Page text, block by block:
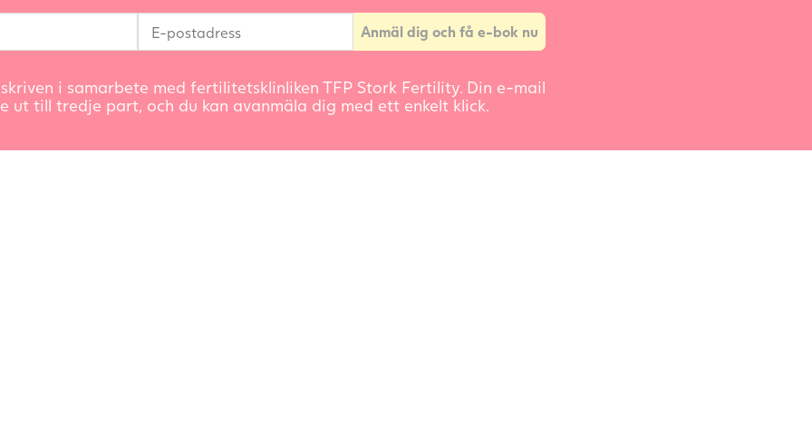
i samarbete med fertilitetsklinliken TFP Stork Fertility. Din e-mail
ut till tredje part, och du kan avanmäla dig med ett enkelt klick.